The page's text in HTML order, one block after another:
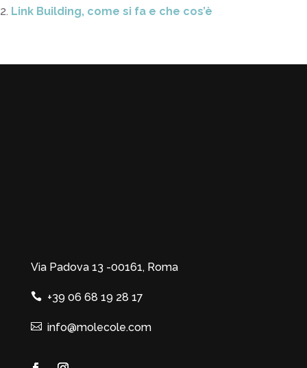
Link Building, come si fa e che cos’è
Via Padova 13 -00161, Roma
+39 06 68 19 28 17
info@molecole.com